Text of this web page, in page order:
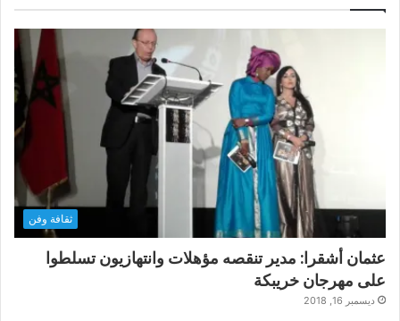
ثقافة وفن
عثمان أشقرا: مدير تنقصه مؤهلات وانتهازيون تسلطوا
على مهرجان خريبكة
ديسمبر 16, 2018